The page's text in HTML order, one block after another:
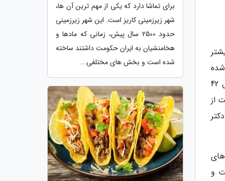
است و از نظر اقلیمی در منطقه ای است که آب وهوای گرم و مرطوب را شامل می گردد. جزیره هرمز با وسعتی معادل 42
از
های
و
برای تماشا دارد که یکی از مهم ترین آن ها،
شهر زیرزمینی کاریز است. این شهر زیرزمینی
حدود 2500 سال پیش، زمانی که مادها و
هخامنشیان به ایران حکومت داشتند ساخته
شده است و بخش های مختلفی...